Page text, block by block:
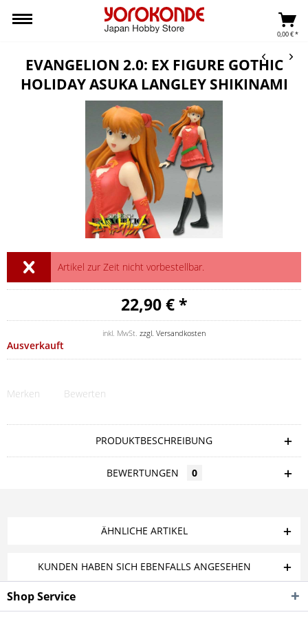
0,00 € *
EVANGELION 2.0: EX FIGURE GOTHIC
HOLIDAY ASUKA LANGLEY SHIKINAMI
Artikel zur Zeit nicht vorbestellbar.
22,90 € *
inkl. MwSt. zzgl. Versandkosten
Ausverkauft
Merken Bewerten
PRODUKTBESCHREIBUNG
BEWERTUNGEN 0
ÄHNLICHE ARTIKEL
KUNDEN HABEN SICH EBENFALLS ANGESEHEN
Shop Service